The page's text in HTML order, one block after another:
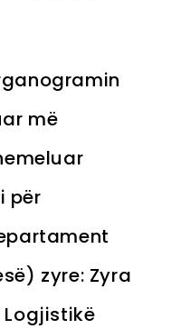
më
për
zyre: Zyra